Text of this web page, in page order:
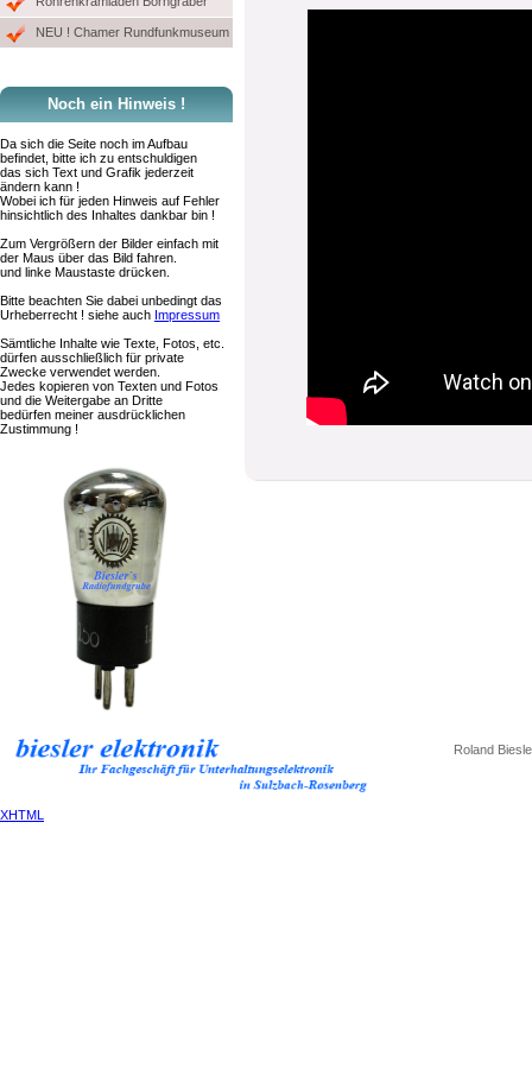
NEU ! Chamer Rundfunkmuseum
Noch ein Hinweis !
Da sich die Seite noch im Aufbau
befindet, bitte ich zu entschuldigen
das sich Text und Grafik jederzeit
ändern kann !
Wobei ich für jeden Hinweis auf Fehler
hinsichtlich des Inhaltes dankbar bin !
Zum Vergrößern der Bilder einfach mit
der Maus über das Bild fahren.
und linke Maustaste drücken.
Bitte beachten Sie dabei unbedingt das
Urheberrecht ! siehe auch Impressum
Sämtliche Inhalte wie Texte, Fotos, etc.
dürfen ausschließlich für private
Zwecke verwendet werden.
Jedes kopieren von Texten und Fotos
und die Weitergabe an Dritte
bedürfen meiner ausdrücklichen
Zustimmung !
Roland
XHTML